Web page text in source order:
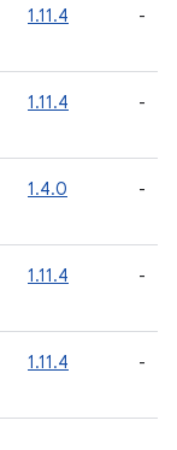
1.11.4 -
1.11.4 -
1.4.0 -
1.11.4 -
1.11.4 -